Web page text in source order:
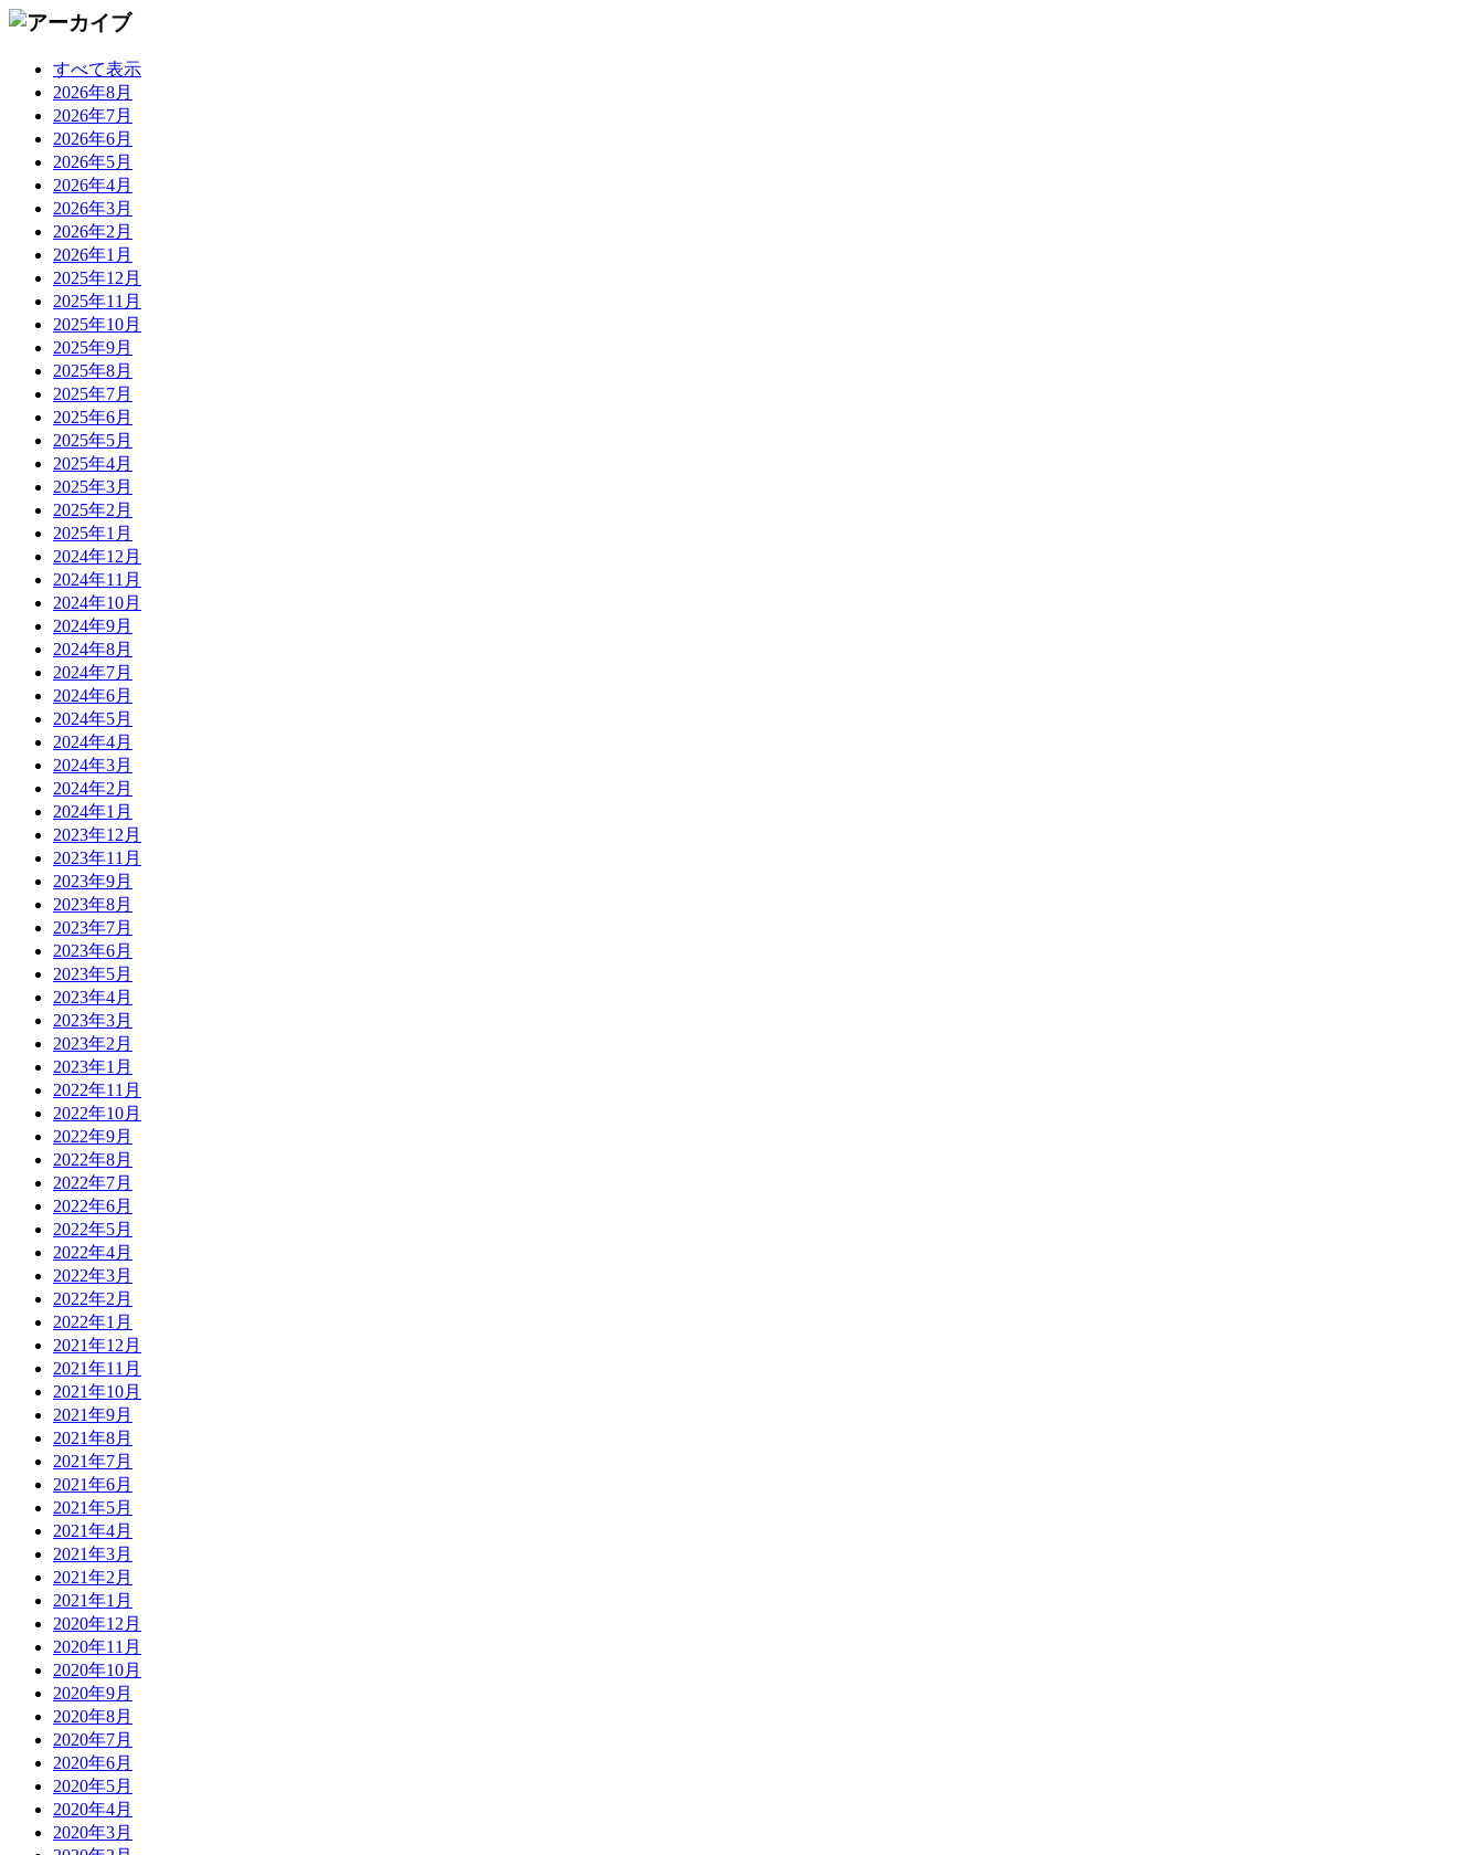
すべて表示
2026年8月
2026年7月
2026年6月
2026年5月
2026年4月
2026年3月
2026年2月
2026年1月
2025年12月
2025年11月
2025年10月
2025年9月
2025年8月
2025年7月
2025年6月
2025年5月
2025年4月
2025年3月
2025年2月
2025年1月
2024年12月
2024年11月
2024年10月
2024年9月
2024年8月
2024年7月
2024年6月
2024年5月
2024年4月
2024年3月
2024年2月
2024年1月
2023年12月
2023年11月
2023年9月
2023年8月
2023年7月
2023年6月
2023年5月
2023年4月
2023年3月
2023年2月
2023年1月
2022年11月
2022年10月
2022年9月
2022年8月
2022年7月
2022年6月
2022年5月
2022年4月
2022年3月
2022年2月
2022年1月
2021年12月
2021年11月
2021年10月
2021年9月
2021年8月
2021年7月
2021年6月
2021年5月
2021年4月
2021年3月
2021年2月
2021年1月
2020年12月
2020年11月
2020年10月
2020年9月
2020年8月
2020年7月
2020年6月
2020年5月
2020年4月
2020年3月